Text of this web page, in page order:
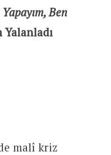
Ben
Yalanladı
malî kriz